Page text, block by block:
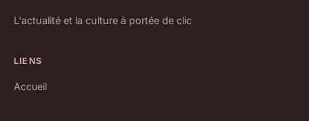
L'actualité et la culture à portée de clic
LIENS
Accueil